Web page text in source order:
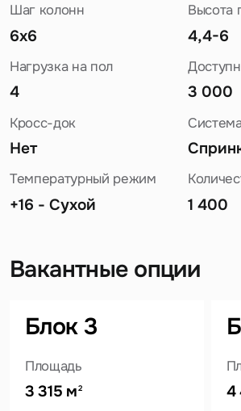
Шаг колонн
6x6
Высота
4,4-6
Нагрузка на пол
4 3 000
Кросс-док
Нет
Температурный режим
+16 - Сухой 1 400
Вакантные опции
Блок 3
Площадь
3 315 м2 4
Задайте свой